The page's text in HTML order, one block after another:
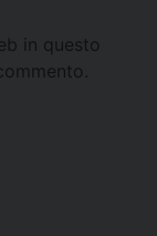
in questo